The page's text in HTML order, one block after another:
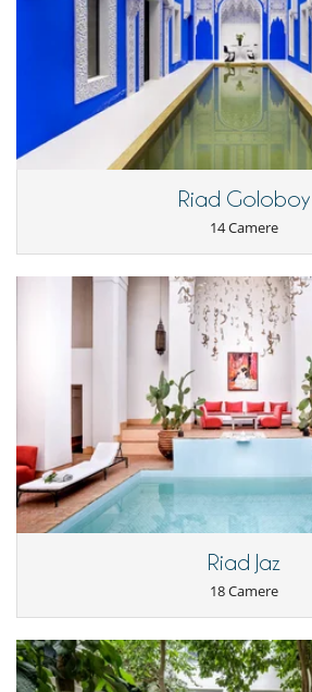
Riad Goloboy
14 Camere
Riad Jaz
18 Camere